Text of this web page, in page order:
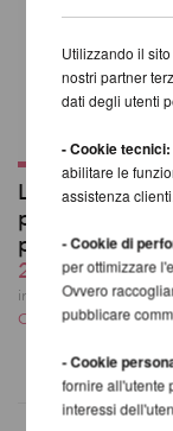
Lupit Pole Grip
pezzi con
presentazione
252,09 EUR
incl. 20 % UST escl.
Costi di spedizione
Utilizzando il
nostri partner
dati degli utenti
- Cookie tecnici:
abilitare le
assistenza clienti.
- Cookie di
per ottimizzare
Ovvero
pubblicare
- Cookie
fornire all'utente
interessi